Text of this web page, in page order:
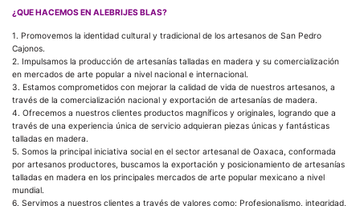
¿QUE HACEMOS EN ALEBRIJES BLAS?
1. Promovemos la identidad cultural y tradicional de los artesanos de San Pedro
Cajonos.
2. Impulsamos la producción de artesanías talladas en madera y su comercialización
en mercados de arte popular a nivel nacional e internacional.
3. Estamos comprometidos con mejorar la calidad de vida de nuestros artesanos, a
través de la comercialización nacional y exportación de artesanías de madera.
4. Ofrecemos a nuestros clientes productos magníficos y originales, logrando que a
través de una experiencia única de servicio adquieran piezas únicas y fantásticas
talladas en madera.
5. Somos la principal iniciativa social en el sector artesanal de Oaxaca, conformada
por artesanos productores, buscamos la exportación y posicionamiento de artesanías
talladas en madera en los principales mercados de arte popular mexicano a nivel
mundial.
6. Servimos a nuestros clientes a través de valores como: Profesionalismo, integridad,